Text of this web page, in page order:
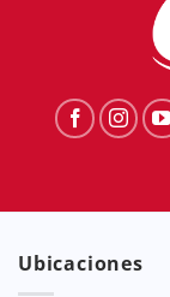
Ubicaciones